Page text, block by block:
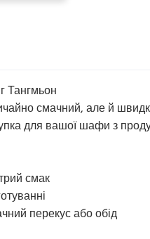
Тангмьон
смачний, але й
для вашої шафи з
смак
перекус або обід